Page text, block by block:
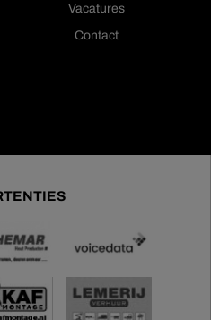
Vacatures
Contact